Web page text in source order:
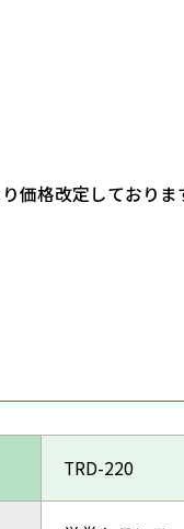
価格改定しておりま
TRD-220